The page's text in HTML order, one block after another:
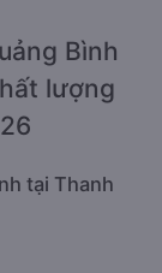
Bình
lượng
tại Thanh